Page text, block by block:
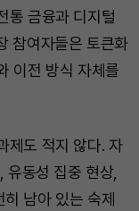
통 금융과 디지털
참여자들은 토큰화
이전 방식 자체를
제도 적지 않다. 자
유동성 집중 현상,
남아 있는 숙제